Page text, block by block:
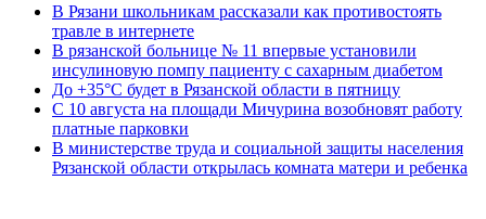
В Рязани школьникам рассказали как противостоять
травле в интернете
В рязанской больнице № 11 впервые установили
инсулиновую помпу пациенту с сахарным диабетом
До +35°С будет в Рязанской области в пятницу
С 10 августа на площади Мичурина возобновят работу
платные парковки
В министерстве труда и социальной защиты населения
Рязанской области открылась комната матери и ребенка